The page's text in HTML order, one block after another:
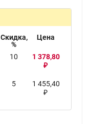
Скидка,
%
Цена
10 1 378,80
₽
5 1 455,40
₽